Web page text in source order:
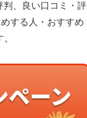
判、良い口コミ・評
する人・おすすめ